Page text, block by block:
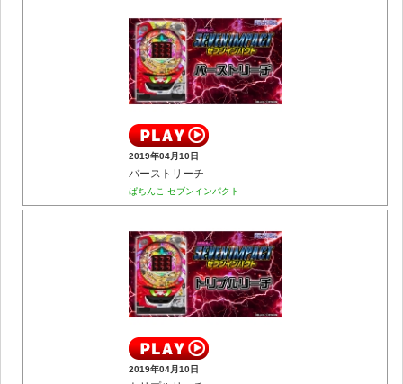
2019年04月10日
バーストリーチ
ぱちんこ セブンインパクト
2019年04月10日